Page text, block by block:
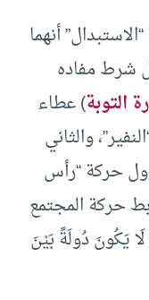
أنهما
شرط مفاده
التوبة) عطاء
والثاني
حركة “رأس
حركة المجتمع
يَكُونَ دُولَةً بَيْنَ